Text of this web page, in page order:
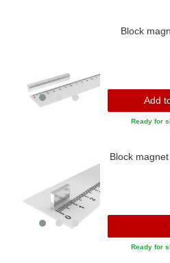
Block
Add
Ready for
Block
Ready for